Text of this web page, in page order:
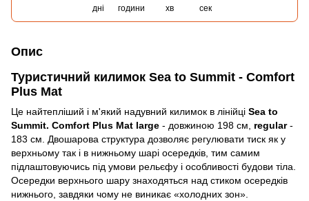
дні години хв сек
Опис
Туристичний килимок Sea to Summit - Comfort
Plus Mat
Це найтепліший і м'який надувний килимок в лінійці Sea to
Summit. Comfort Plus Mat large - довжиною 198 см, regular-
183 см. Двошарова структура дозволяє регулювати тиск як у
верхньому так і в нижньому шарі осередків, тим самим
підлаштовуючись під умови рельєфу і особливості будови тіла.
Осередки верхнього шару знаходяться над стиком осередків
нижнього, завдяки чому не виникає «холодних зон».